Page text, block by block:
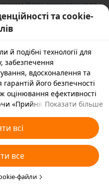
нашимиУмови використаннята
Політикою конфіденційності
та cookie-
подібні технології для
забезпечення
вдосконалення та
його безпечності
оцінювання ефективності
«Прийняти всі», ви
на вашому пристрої,
можете вибрати
cookie-файлів
ви згодні прийняти, а які
«Налаштувати cookie-
зайшовши в розділ
Показати більше
всі
все
файли